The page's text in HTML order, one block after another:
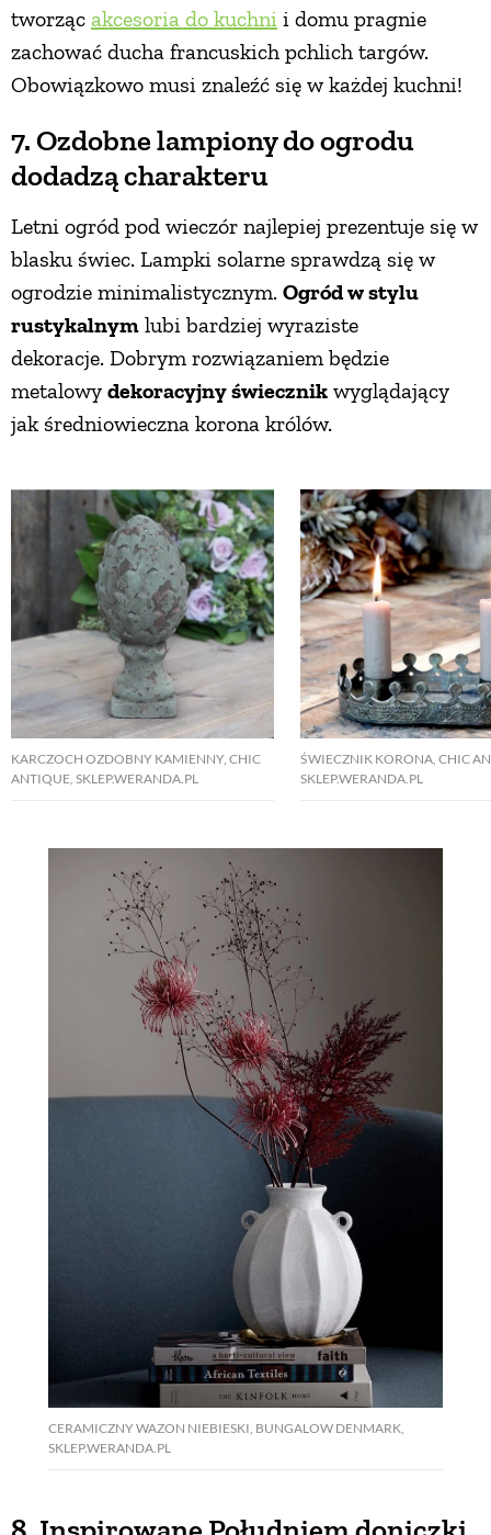
tworząc akcesoria do kuchni i domu pragnie
zachować ducha francuskich pchlich targów.
Obowiązkowo musi znaleźć się w każdej kuchni!
7. Ozdobne lampiony do ogrodu
dodadzą charakteru
Letni ogród pod wieczór najlepiej prezentuje się w
blasku świec. Lampki solarne sprawdzą się w
ogrodzie minimalistycznym. Ogród w stylu
rustykalnym lubi bardziej wyraziste
dekoracje. Dobrym rozwiązaniem będzie
metalowy dekoracyjny świecznik wyglądający
jak średniowieczna korona królów.
KARCZOCH OZDOBNY KAMIENNY, CHIC
ANTIQUE, SKLEP.WERANDA.PL
ŚWIECZNIK KORONA, CHIC
SKLEP.WERANDA.PL
CERAMICZNY WAZON NIEBIESKI, BUNGALOW DENMARK,
SKLEP.WERANDA.PL